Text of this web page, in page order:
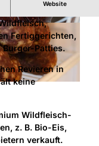
Patrick Pfaff | CC-BY-SA
Website
Fertiggerichten,
Patties.
Revieren in
keine
Wildfleisch-
z. B. Bio-Eis,
verkauft.